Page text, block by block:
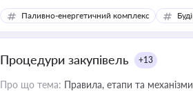
Паливно-енергетичний комплекс
Процедури закупівель +13
Про що тема: Правила, етапи та механізми